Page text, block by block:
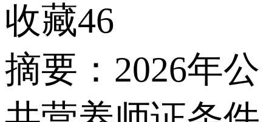
收藏46
摘要：2026年公